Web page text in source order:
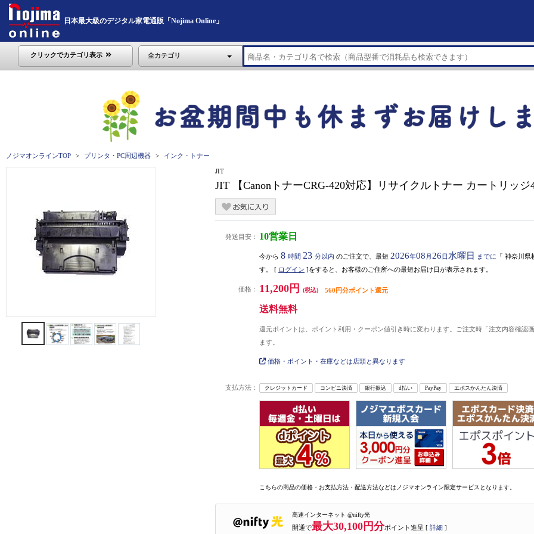
日本最大級のデジタル家電通販「Nojima Online」
クリックでカテゴリ表示 全カテゴリ
ノジマオンラインTOP プリンタ・PC周辺機器 インク・トナー
JIT
JIT 【CanonトナーCRG-420対応】リサイクルトナー カートリッジ
発送目安： 10営業日
今から 8 時間 23 分以内 のご注文で、最短 2026年08 月 26日 水曜日 までに 「 神奈川県
す。 [ ログイン ]をすると、お客様のご住所への最短お届け日が表示されます。
価格： 11,200円 (税込) 560円分ポイント還元
送料無料
還元ポイントは、ポイント利用・クーポン値引き時に変わります。ご注文時「注文内容確認
ます。
価格・ポイント・在庫などは店頭と異なります
支払方法： クレジットカード コンビニ決済 銀行振込 d払い PayPay エポスかんたん決済
こちらの商品の価格・お支払方法・配送方法などはノジマオンライン限定サービスとなります。
高速インターネット @nifty光
開通で最大30,100円分ポイント進呈 [ 詳細 ]